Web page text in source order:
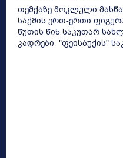
თემქაზე მოკლული
საქმის ერთ-ერთი
წუთის წინ საკუთარ
კადრები "ფეისბუქის"